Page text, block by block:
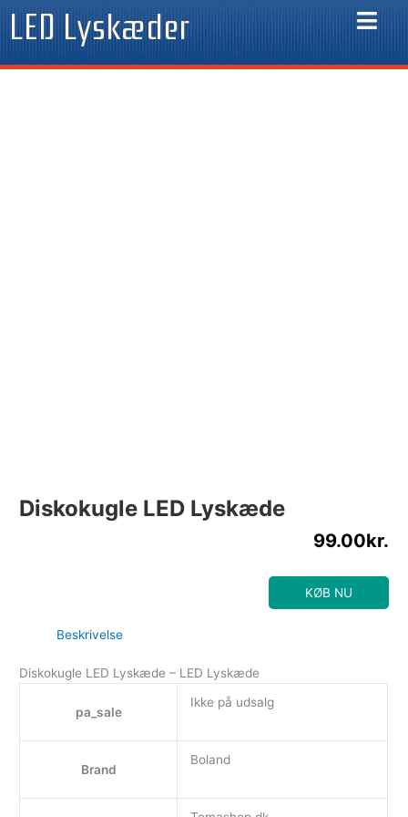
LED Lyskæder
Diskokugle LED Lyskæde
99.00kr.
KØB NU
Beskrivelse
Diskokugle LED Lyskæde – LED Lyskæde
pa_sale
Ikke på udsalg
Brand
Boland